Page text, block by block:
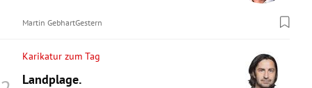
Martin GebhartGestern
Karikatur zum Tag
Landplage.